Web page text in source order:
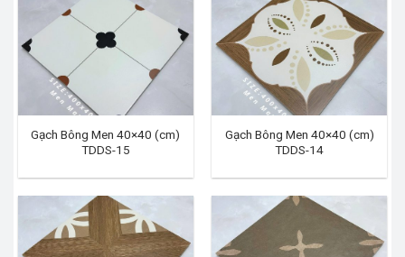
Gạch Bông Men 40×40 (cm)
TDDS-15
Gạch Bông Men 40×40 (cm)
TDDS-14